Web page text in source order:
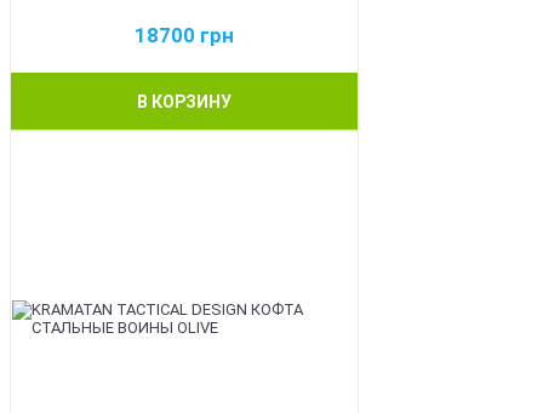
18700 грн
В КОРЗИНУ